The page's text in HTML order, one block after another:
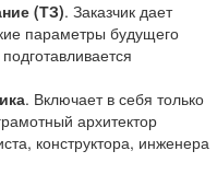
(ТЗ). Заказчик дает
параметры будущего
. Включает в себя только
архитектор
конструктора, инженера